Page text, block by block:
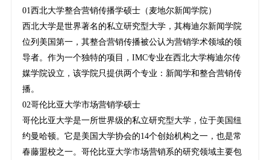
01西北大学整合营销传播学硕士（麦地尔新闻学院）
西北大学是世界著名的私立研究型大学，其梅迪尔新闻学院
位列美国第一，其整合营销传播被公认为营销学术领域的领
导者。作为一个独特的项目，IMC专业在西北大学梅迪尔传
媒学院设立，该学院只提供两个专业：新闻学和整合营销传
播。
02哥伦比亚大学市场营销学硕士
哥伦比亚大学是一所世界级的私立研究型大学，位于美国纽
约曼哈顿。它是美国大学协会的14个创始机构之一，也是常
春藤盟校之一。哥伦比亚大学市场营销系的研究领域主要包